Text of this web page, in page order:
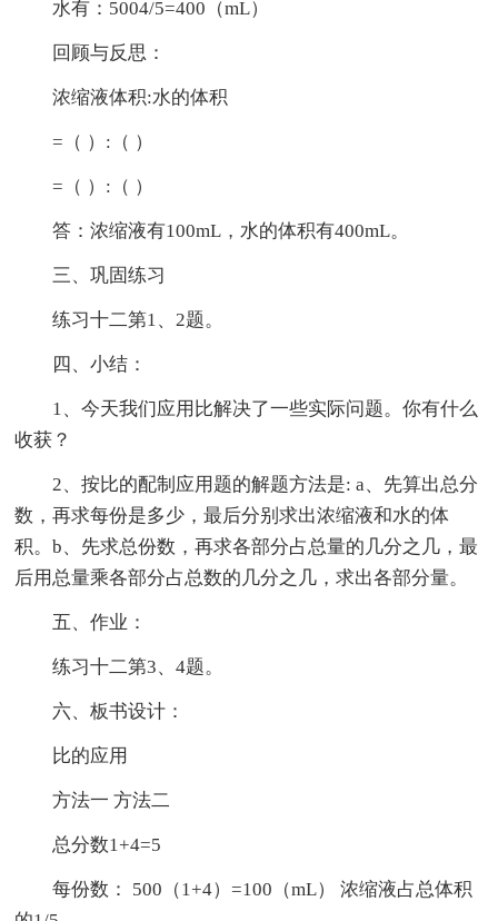
水有：5004/5=400（mL）
回顾与反思：
浓缩液体积:水的体积
=（ ）:（ ）
=（ ）:（ ）
答：浓缩液有100mL，水的体积有400mL。
三、巩固练习
练习十二第1、2题。
四、小结：
1、今天我们应用比解决了一些实际问题。你有什么
收获？
2、按比的配制应用题的解题方法是: a、先算出总分
数，再求每份是多少，最后分别求出浓缩液和水的体
积。b、先求总份数，再求各部分占总量的几分之几，最
后用总量乘各部分占总数的几分之几，求出各部分量。
五、作业：
练习十二第3、4题。
六、板书设计：
比的应用
方法一 方法二
总分数1+4=5
每份数： 500（1+4）=100（mL） 浓缩液占总体积